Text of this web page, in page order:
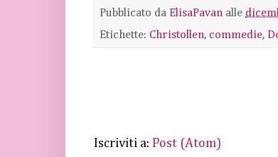
Pubblicato da ElisaPavan alle
Etichette: Christollen, commedie,
Iscriviti a: Post (Atom)